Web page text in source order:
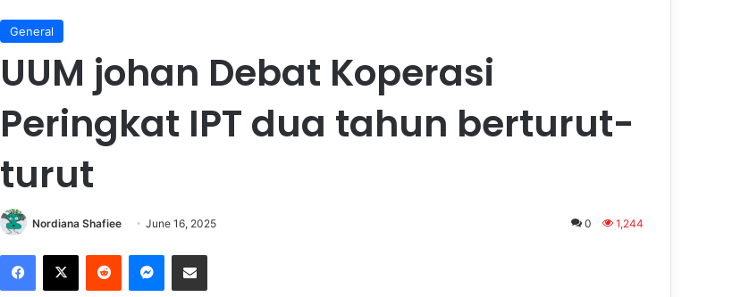
General
UUM johan Debat Koperasi
Peringkat IPT dua tahun berturut-
turut
Nordiana Shafiee June 16, 2025 0 1,244